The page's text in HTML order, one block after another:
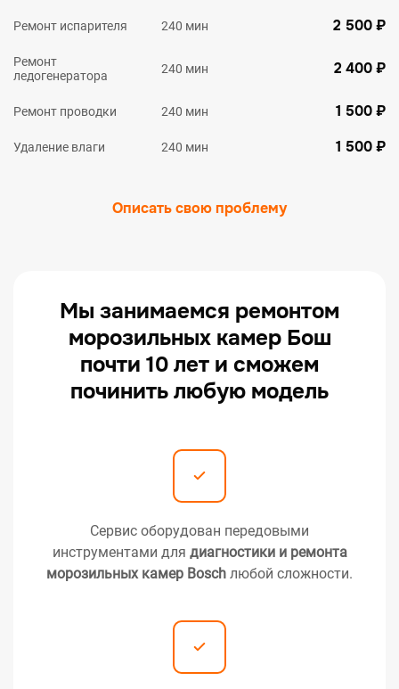
Ремонт испарителя 240 мин 2 500 ₽
Ремонт
ледогенератора
240 мин 2 400 ₽
Ремонт проводки 240 мин 1 500 ₽
Удаление влаги 240 мин 1 500 ₽
Описать свою проблему
Мы занимаемся ремонтом
морозильных камер Бош
почти 10 лет и сможем
починить любую модель
Сервис оборудован передовыми
инструментами для диагностики и ремонта
морозильных камер Bosch любой сложности.